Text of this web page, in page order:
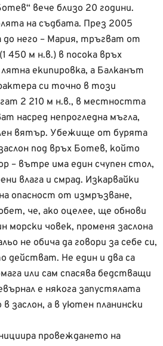
вече близо 20 години.
на съдбата. През 2005
него – Мария, тръгват от
450 м н.в.) в посока връх
екипировка, а Балканът
си точно в този
2 210 м н.в., в местността
насред непрогледна мъгла,
вятър. Убежище от бурята
под връх Ботев, който
– вътре има един счупен стол,
влага и смрад. Изкарвайки
опасност от измръзване,
че, ако оцелее, ще обнови
морски човек, променя заслона
не обича да говори за себе си,
действат. Не един и два са
или сам спасява бедстващи
е някога запустялата
заслон, а в уютен планински
провеждането на